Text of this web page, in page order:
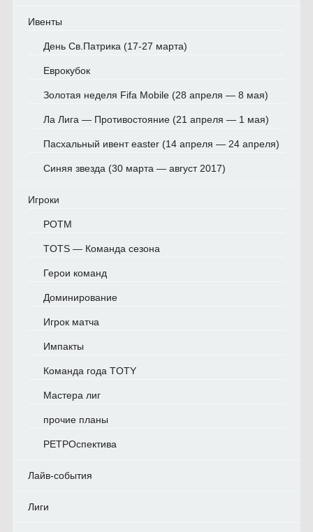
Ивенты
День Св.Патрика (17-27 марта)
Еврокубок
Золотая неделя Fifa Mobile (28 апреля — 8 мая)
Ла Лига — Противостояние (21 апреля — 1 мая)
Пасхальный ивент easter (14 апреля — 24 апреля)
Синяя звезда (30 марта — август 2017)
Игроки
POTM
TOTS — Команда сезона
Герои команд
Доминирование
Игрок матча
Импакты
Команда года TOTY
Мастера лиг
прочие планы
РЕТРОспектива
Лайв-события
Лиги